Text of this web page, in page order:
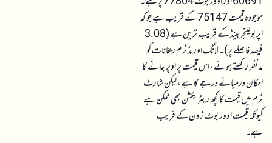
موجودہ قیمت 75147 کے قریب ہے جو کہ
اپر بولینجر بینڈ کے قریب ترین ہے (3.08
فیصد فاصلے پر)۔ لانگ اور مڈ ٹرم رجحانات کو
مدنظر رکھتے ہوئے، اس قیمت پر اوپر جانے کا
امکان درمیانے درجے کا ہے، لیکن شارٹ
ٹرم میں قیمت کا کچھ ریٹریکشن بھی ممکن ہے
کیونکہ قیمت اوور بوٹ زون کے قریب
ہے۔